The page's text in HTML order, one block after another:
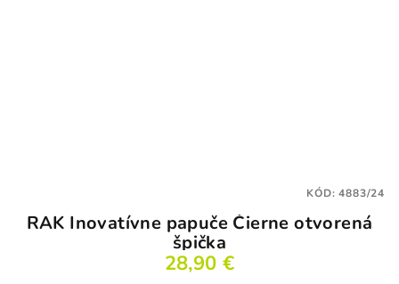
RAK Inovatívne papuče Čierne otvorená
špička
28,90 €
KÓD:4883/24